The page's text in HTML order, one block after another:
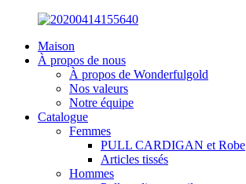
Maison
À propos de nous
À propos de Wonderfulgold
Nos valeurs
Notre équipe
Catalogue
Femmes
PULL CARDIGAN et Robe
Articles tissés
Hommes